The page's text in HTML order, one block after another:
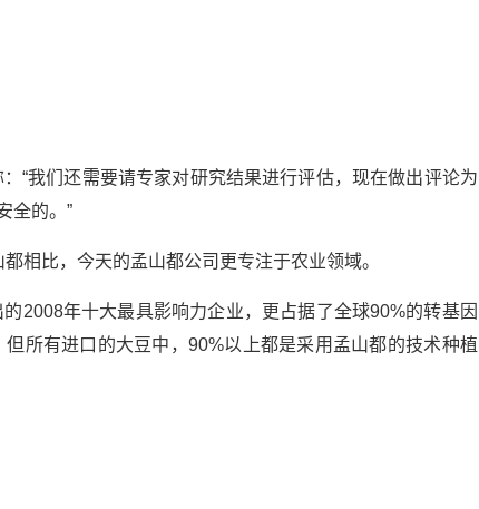
“我们还需要请专家对研究结果进行评估，现在做出评论为
全的。”
相比，今天的孟山都公司更专注于农业领域。
2008年十大最具影响力企业，更占据了全球90%的转基因
所有进口的大豆中，90%以上都是采用孟山都的技术种植